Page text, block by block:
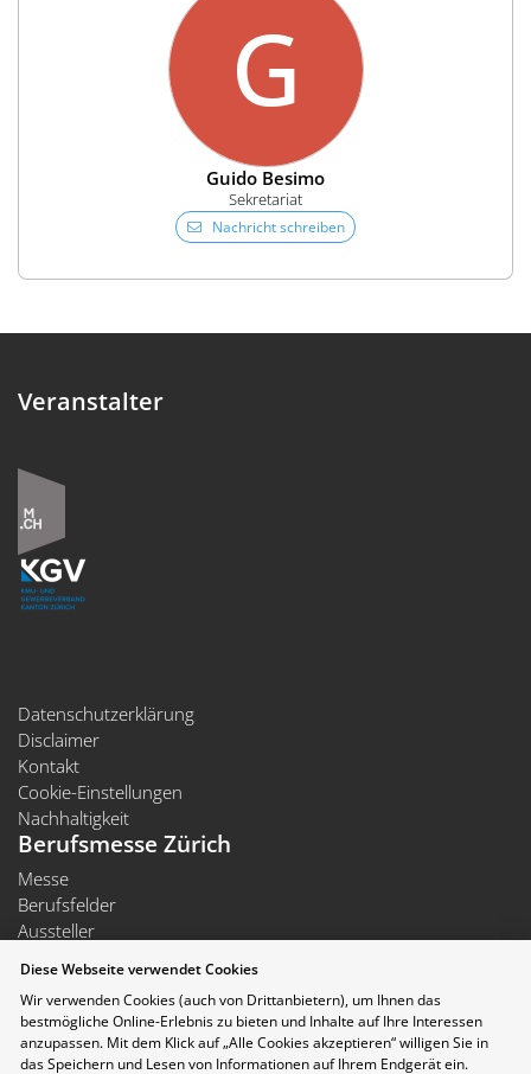
G
Guido Besimo
Sekretariat
Nachricht schreiben
Veranstalter
Datenschutzerklärung
Disclaimer
Kontakt
Cookie-Einstellungen
Nachhaltigkeit
Berufsmesse Zürich
Messe
Berufsfelder
Aussteller
Für Aussteller
Auf- und Abbauzeiten
Die Räumlichkeiten der Messe Zürich sind rollstuhlgängig.
Diese Webseite verwendet Cookies
Wir verwenden Cookies (auch von Drittanbietern), um Ihnen das
bestmögliche Online-Erlebnis zu bieten und Inhalte auf Ihre Interessen
anzupassen. Mit dem Klick auf „Alle Cookies akzeptieren“ willigen Sie in
das Speichern und Lesen von Informationen auf Ihrem Endgerät ein.